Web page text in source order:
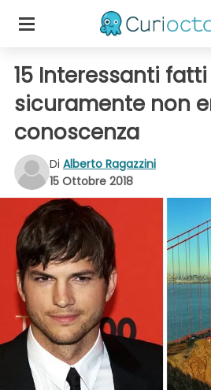
15 Interessanti
sicuramente non
conoscenza
Di Alberto Ragazzini
15 Ottobre 2018